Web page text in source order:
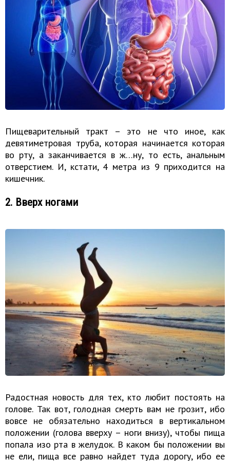
Пищеварительный тракт – это не что иное, как
девятиметровая труба, которая начинается которая
во рту, а заканчивается в ж…ну, то есть, анальным
отверстием. И, кстати, 4 метра из 9 приходится на
кишечник.
2. Вверх ногами
Радостная новость для тех, кто любит постоять на
голове. Так вот, голодная смерть вам не грозит, ибо
вовсе не обязательно находиться в вертикальном
положении (голова вверху – ноги внизу), чтобы пища
попала изо рта в желудок. В каком бы положении вы
не ели, пища все равно найдет туда дорогу, ибо ее